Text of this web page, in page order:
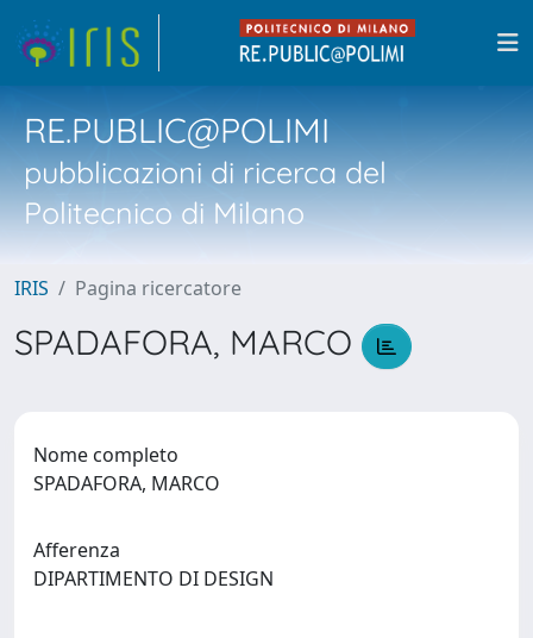
RE.PUBLIC@POLIMI
pubblicazioni di ricerca del
Politecnico di Milano
IRIS Pagina ricercatore
SPADAFORA, MARCO
Nome completo
SPADAFORA, MARCO
Afferenza
DIPARTIMENTO DI DESIGN